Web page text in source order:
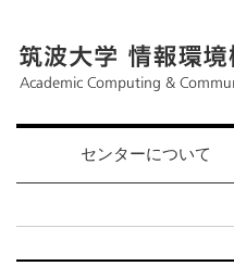
センターについて